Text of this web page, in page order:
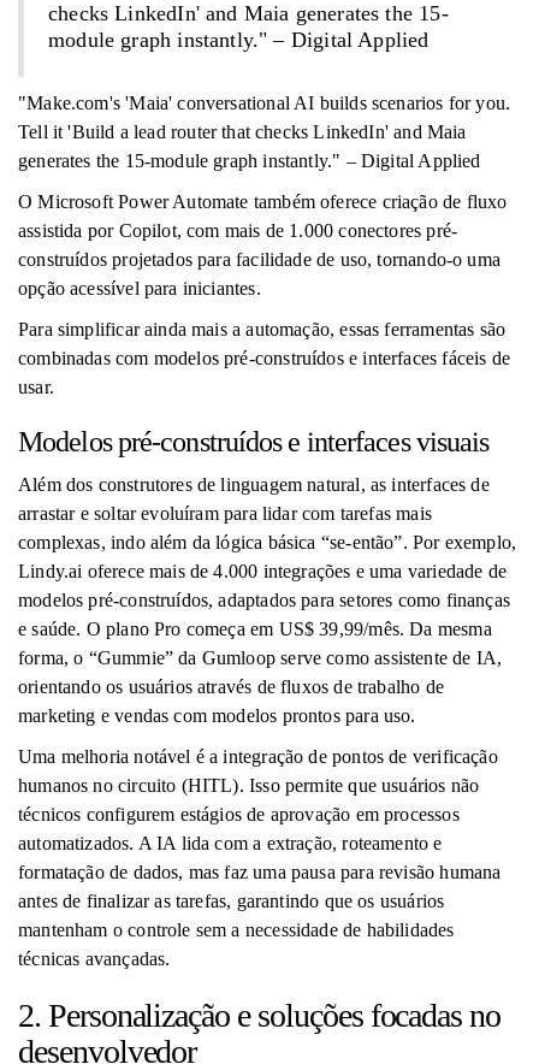
checks LinkedIn' and Maia generates the 15-
module graph instantly." – Digital Applied
"Make.com's 'Maia' conversational AI builds scenarios for you.
Tell it 'Build a lead router that checks LinkedIn' and Maia
generates the 15-module graph instantly." – Digital Applied
O Microsoft Power Automate também oferece criação de fluxo
assistida por Copilot, com mais de 1.000 conectores pré-
construídos projetados para facilidade de uso, tornando-o uma
opção acessível para iniciantes.
Para simplificar ainda mais a automação, essas ferramentas são
combinadas com modelos pré-construídos e interfaces fáceis de
usar.
Modelos pré-construídos e interfaces visuais
Além dos construtores de linguagem natural, as interfaces de
arrastar e soltar evoluíram para lidar com tarefas mais
complexas, indo além da lógica básica “se-então”. Por exemplo,
Lindy.ai oferece mais de 4.000 integrações e uma variedade de
modelos pré-construídos, adaptados para setores como finanças
e saúde. O plano Pro começa em US$ 39,99/mês. Da mesma
forma, o “Gummie” da Gumloop serve como assistente de IA,
orientando os usuários através de fluxos de trabalho de
marketing e vendas com modelos prontos para uso.
Uma melhoria notável é a integração de pontos de verificação
humanos no circuito (HITL). Isso permite que usuários não
técnicos configurem estágios de aprovação em processos
automatizados. A IA lida com a extração, roteamento e
formatação de dados, mas faz uma pausa para revisão humana
antes de finalizar as tarefas, garantindo que os usuários
mantenham o controle sem a necessidade de habilidades
técnicas avançadas.
2. Personalização e soluções focadas no
desenvolvedor